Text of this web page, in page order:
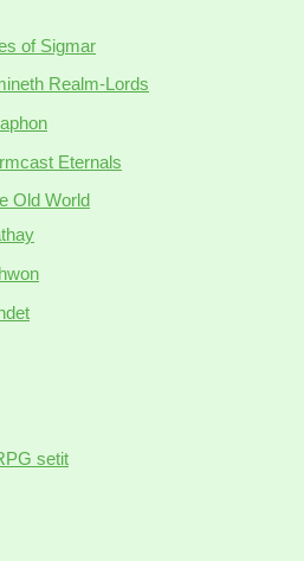
of Sigmar
Realm-Lords
Eternals
Old World
setit